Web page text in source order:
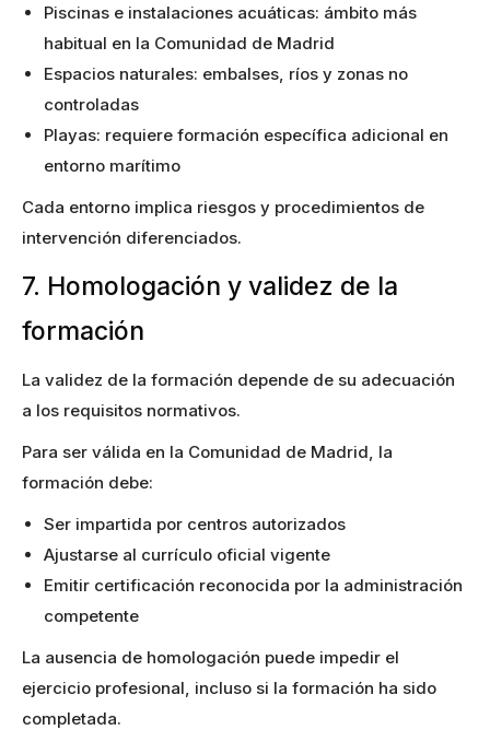
Piscinas e instalaciones acuáticas: ámbito más
habitual en la Comunidad de Madrid
Espacios naturales: embalses, ríos y zonas no
controladas
Playas: requiere formación específica adicional en
entorno marítimo
Cada entorno implica riesgos y procedimientos de
intervención diferenciados.
7. Homologación y validez de la
formación
La validez de la formación depende de su adecuación
a los requisitos normativos.
Para ser válida en la Comunidad de Madrid, la
formación debe:
Ser impartida por centros autorizados
Ajustarse al currículo oficial vigente
Emitir certificación reconocida por la administración
competente
La ausencia de homologación puede impedir el
ejercicio profesional, incluso si la formación ha sido
completada.